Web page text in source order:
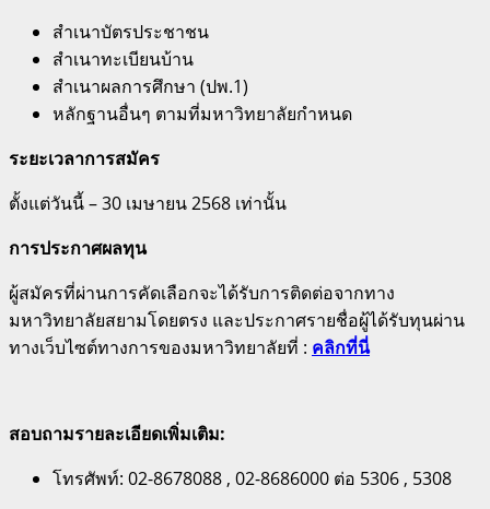
สำเนาบัตรประชาชน
สำเนาทะเบียนบ้าน
สำเนาผลการศึกษา (ปพ.1)
หลักฐานอื่นๆ ตามที่มหาวิทยาลัยกำหนด
ระยะเวลาการสมัคร
ตั้งแต่วันนี้ – 30 เมษายน 2568 เท่านั้น
การประกาศผลทุน
ผู้สมัครที่ผ่านการคัดเลือกจะได้รับการติดต่อจากทาง
มหาวิทยาลัยสยามโดยตรง และประกาศรายชื่อผู้ได้รับทุนผ่าน
ทางเว็บไซต์ทางการของมหาวิทยาลัยที่ : คลิกที่นี่
สอบถามรายละเอียดเพิ่มเติม:
โทรศัพท์: 02-8678088 , 02-8686000 ต่อ 5306 , 5308